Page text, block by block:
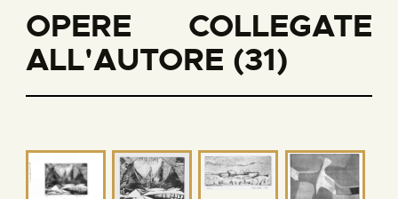
OPERE COLLEGATE
ALL'AUTORE (31)